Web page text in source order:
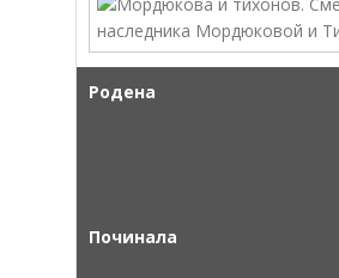
Родена
Починала